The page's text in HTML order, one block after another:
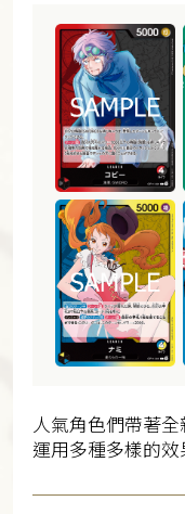
人氣角色們帶著
運用多種多樣的效